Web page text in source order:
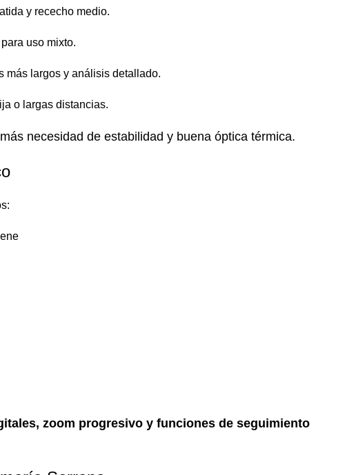
y rececho medio.
uso mixto.
más largos y análisis detallado.
o largas distancias.
necesidad de estabilidad y buena óptica térmica.
zoom progresivo y funciones de seguimiento